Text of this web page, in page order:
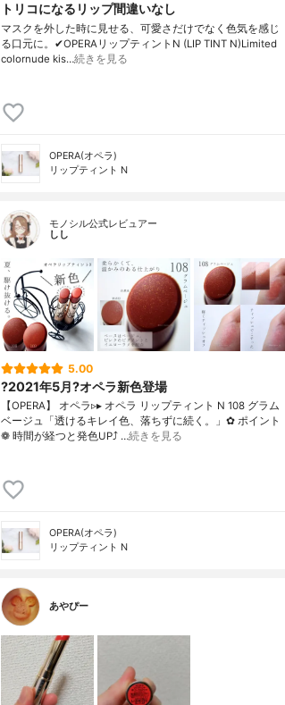
トリコになるリップ間違いなし
マスクを外した時に見せる、可愛さだけでなく色気を感じ
る口元に。✔︎OPERAリップティントN (LIP TINT N)Limited
colornude kis…続きを見る
OPERA(オペラ)
リップティント N
モノシル公式レビュアー
しし
5.00
?2021年5月?オペラ新色登場
【OPERA】 オペラ▹▸ オペラ リップティント N 108 グラム
ベージュ「透けるキレイ色、落ちずに続く。」✿ ポイント
❁︎ 時間が経つと発色UP⤴ …続きを見る
OPERA(オペラ)
リップティント N
あやぴー